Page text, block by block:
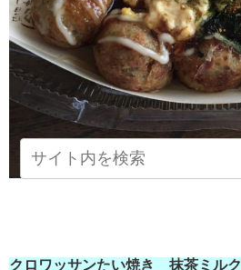
クロワッサンたい焼き 抹茶ミルク